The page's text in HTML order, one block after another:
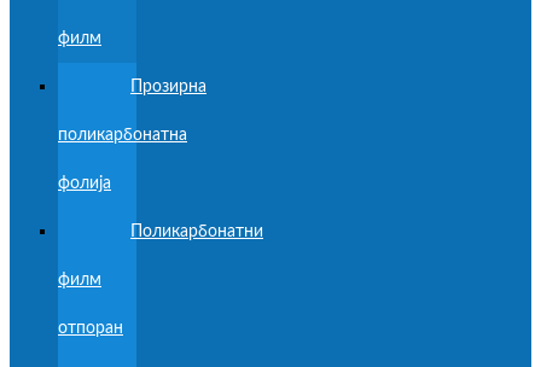
филм
Прозирна
поликарбонатна
фолија
Поликарбонатни
филм
отпоран